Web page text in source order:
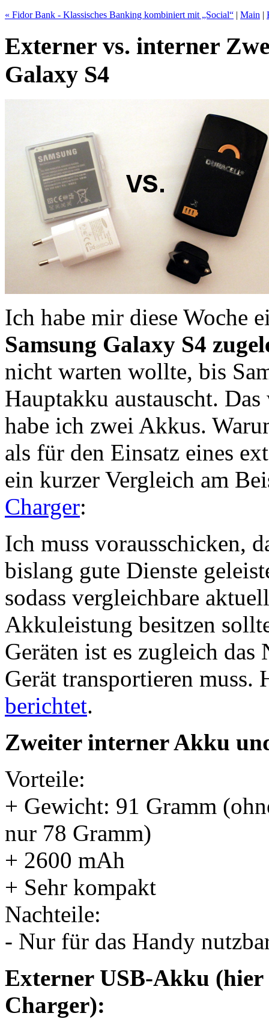
« Fidor Bank - Klassisches Banking kombiniert mit „Social“ | Main |
Externer vs. interner
Galaxy S4
Ich habe mir diese Woche
Samsung Galaxy S4
nicht warten wollte, bis
Hauptakku austauscht.
habe ich zwei Akkus.
als für den Einsatz eines
ein kurzer Vergleich am
Charger:
Ich muss vorausschicken,
bislang gute Dienste
sodass vergleichbare
Akkuleistung besitzen
Geräten ist es zugleich das
Gerät transportieren muss.
berichtet.
Zweiter interner Akku
Vorteile:
+ Gewicht: 91 Gramm
nur 78 Gramm)
+ 2600 mAh
+ Sehr kompakt
Nachteile:
- Nur für das Handy
Externer USB-Akku
Charger):